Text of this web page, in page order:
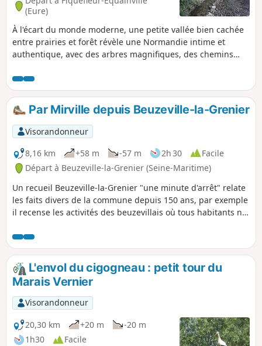
(Eure)
À l'écart du monde moderne, une petite vallée bien cachée
entre prairies et forêt révèle une Normandie intime et
authentique, avec des arbres magnifiques, des chemins
paysages vallonnés. Cet itinéraire n'est pas balisé, d'où son
nom de "balade secrète": la géolocalisation est donc
conseillée.
Par Mirville depuis Beuzeville-la-Grenier
Visorandonneur
8,16 km
+58 m -57 m 2h 30
Facile
Départ à Beuzeville-la-Grenier (Seine-Maritime)
Un recueil Beuzeville-la-Grenier "une minute d'arrêt" relate
les faits divers de la commune depuis 150 ans, par exemple
il recense les activités des beuzevillais où tous habitants ne
tisseurs, il y avait un métier à tisser dans presque toutes les
maisons.
L'envol du cigogneau : petit tour du
Marais Vernier
Visorandonneur
20,30 km
+20 m
-20 m
1h30
Facile